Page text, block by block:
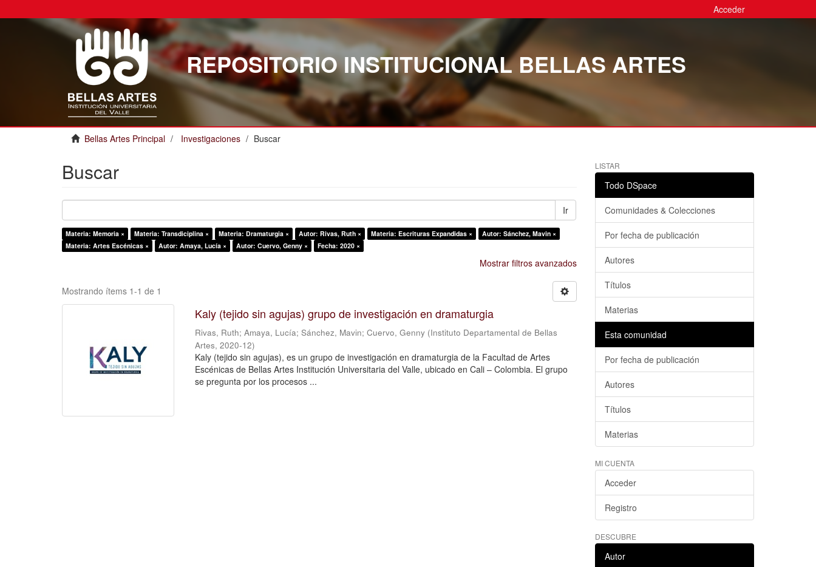
Acceder
REPOSITORIO INSTITUCIONAL BELLAS ARTES
Bellas Artes Principal Investigaciones Buscar
Buscar
Ir
Materia: Memoria × Materia: Transdiciplina × Materia: Dramaturgia × Autor: Rivas, Ruth × Materia: Escrituras Expandidas ×
Autor: Sánchez, Mavin ×
Materia: Artes Escénicas ×
Autor: Amaya, Lucía × Autor: Cuervo, Genny × Fecha: 2020 ×
Mostrar filtros avanzados
Mostrando ítems 1-1 de 1
Kaly (tejido sin agujas) grupo de investigación en dramaturgia
Rivas, Ruth;Amaya, Lucía;Sánchez, Mavin;Cuervo, Genny (Instituto Departamental de Bellas
Artes,2020-12)
Kaly (tejido sin agujas), es un grupo de investigación en dramaturgia de la Facultad de Artes
Escénicas de Bellas Artes Institución Universitaria del Valle, ubicado en Cali – Colombia. El grupo
se pregunta por los procesos ...
LISTAR
Todo DSpace
Comunidades & Colecciones
Por fecha de publicación
Autores
Títulos
Materias
Esta comunidad
Por fecha de publicación
Autores
Títulos
Materias
MI CUENTA
Acceder
Registro
DESCUBRE
Autor